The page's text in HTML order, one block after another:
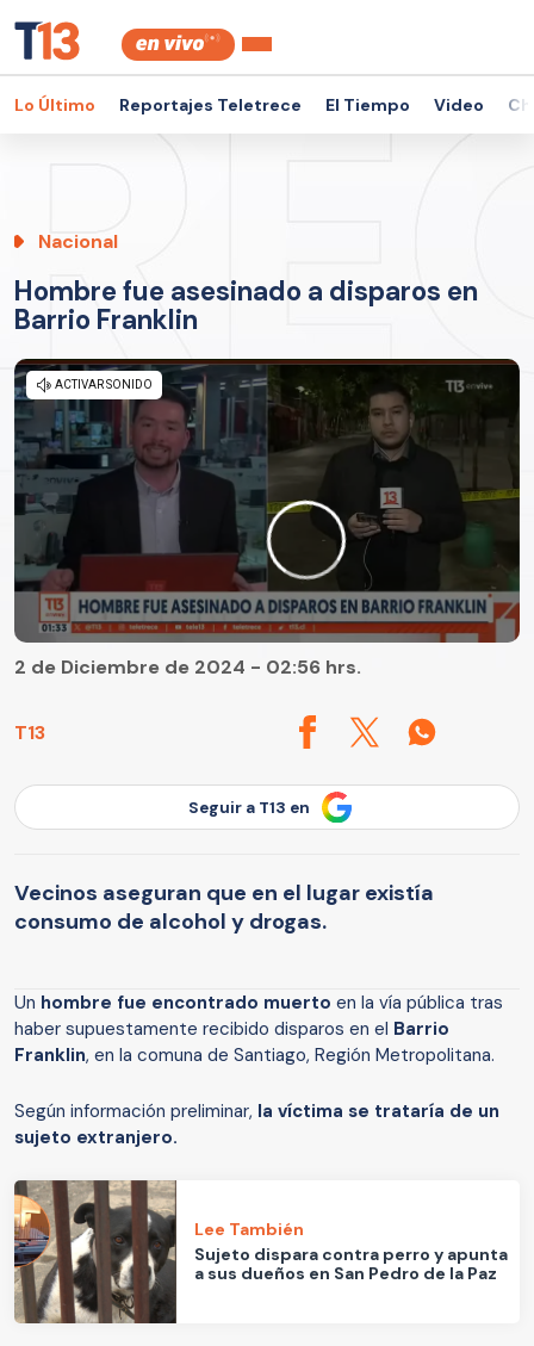
Lo Último Reportajes Teletrece El Tiempo Video
Nacional
Hombre fue asesinado a disparos en
Barrio Franklin
T13
2 de Diciembre de 2024 - 02:56 hrs.
Seguir a T13 en
Vecinos aseguran que en el lugar existía
consumo de alcohol y drogas.
Un hombre fue encontrado muerto en la vía pública tras
haber supuestamente recibido disparos en el Barrio
Franklin, en la comuna de Santiago, Región Metropolitana.
Según información preliminar, la víctima se trataría de un
sujeto extranjero.
Lee También
Sujeto dispara contra perro y apunta
a sus dueños en San Pedro de la Paz